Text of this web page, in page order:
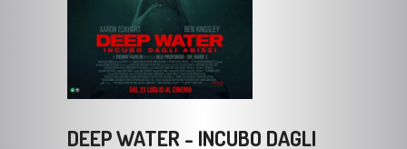
DEEP WATER - INCUBO DAGLI